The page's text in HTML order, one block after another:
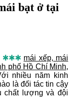
bạt ở tại
✱✱✱ mái xếp, mái
phố Hồ Chí Minh,
nhiều năm kinh
là đối tác tin cậy
chất lượng và đội